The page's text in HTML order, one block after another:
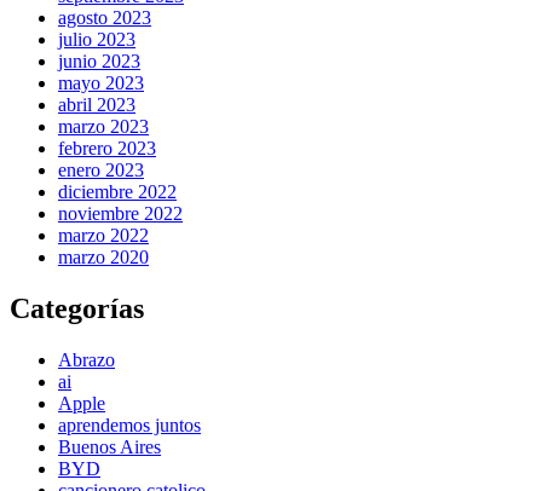
agosto 2023
julio 2023
junio 2023
mayo 2023
abril 2023
marzo 2023
febrero 2023
enero 2023
diciembre 2022
noviembre 2022
marzo 2022
marzo 2020
Categorías
Abrazo
ai
Apple
aprendemos juntos
Buenos Aires
BYD